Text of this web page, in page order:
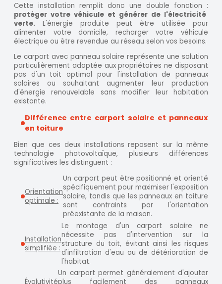
Cette installation remplit donc une double fonction :
protéger votre véhicule et générer de l'électricité
verte. L'énergie produite peut être utilisée pour
alimenter votre domicile, recharger votre véhicule
électrique ou être revendue au réseau selon vos besoins.
Le carport avec panneau solaire représente une solution
particulièrement adaptée aux propriétaires ne disposant
pas d'un toit optimal pour l'installation de panneaux
solaires ou souhaitant augmenter leur production
d'énergie renouvelable sans modifier leur habitation
existante.
Différence entre carport solaire et panneaux
en toiture
Bien que ces deux installations reposent sur la même
technologie photovoltaïque, plusieurs différences
significatives les distinguent :
Orientation
optimale :
Un carport peut être positionné et orienté
spécifiquement pour maximiser l'exposition
solaire, tandis que les panneaux en toiture
sont contraints par l'orientation
préexistante de la maison.
Installation
simplifiée :
Le montage d'un carport solaire ne
nécessite pas d'intervention sur la
structure du toit, évitant ainsi les risques
d'infiltration d'eau ou de détérioration de
l'habitat.
Évolutivité
Un carport permet généralement d'ajouter
plus facilement des panneaux